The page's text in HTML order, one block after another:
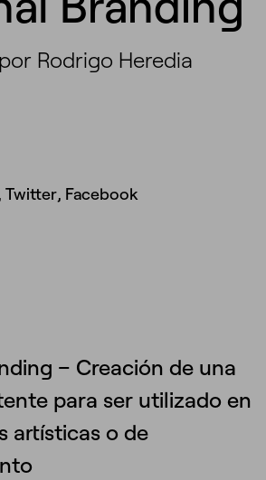
por Rodrigo Heredia
, Twitter, Facebook
– Creación de una
para ser utilizado en
artísticas o de